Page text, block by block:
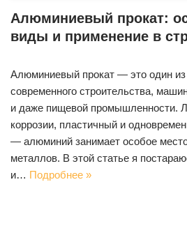
Алюминиевый прокат:
виды и применение в
Алюминиевый прокат — это один
современного строительства,
и даже пищевой промышленности.
коррозии, пластичный и
— алюминий занимает особое
металлов. В этой статье я
и… Подробнее »